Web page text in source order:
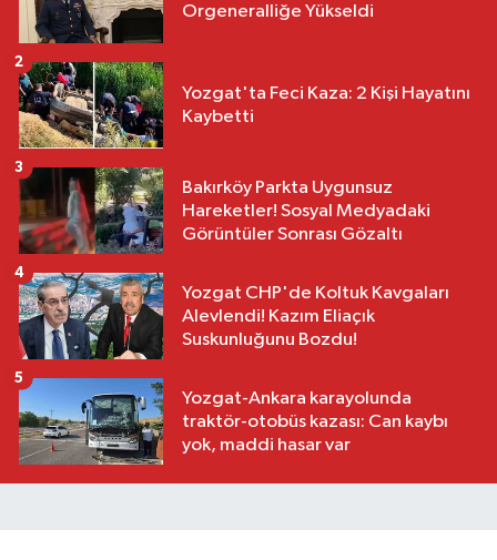
Orgeneralliğe Yükseldi
Yozgat'ta Feci Kaza: 2 Kişi Hayatını
Kaybetti
2
Bakırköy Parkta Uygunsuz
Hareketler! Sosyal Medyadaki
Görüntüler Sonrası Gözaltı
3
Yozgat CHP'de Koltuk Kavgaları
Alevlendi! Kazım Eliaçık
Suskunluğunu Bozdu!
4
Yozgat-Ankara karayolunda
traktör-otobüs kazası: Can kaybı
yok, maddi hasar var
5